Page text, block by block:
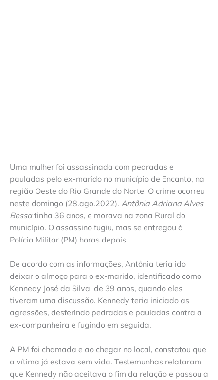
Uma mulher foi assassinada com pedradas e
pauladas pelo ex-marido no município de Encanto, na
região Oeste do Rio Grande do Norte. O crime ocorreu
neste domingo (28.ago.2022). Antônia Adriana Alves
Bessatinha 36 anos, e morava na zona Rural do
município. O assassino fugiu, mas se entregou à
Polícia Militar (PM) horas depois.
De acordo com as informações, Antônia teria ido
deixar o almoço para o ex-marido, identificado como
Kennedy José da Silva, de 39 anos, quando eles
tiveram uma discussão. Kennedy teria iniciado as
agressões, desferindo pedradas e pauladas contra a
ex-companheira e fugindo em seguida.
A PM foi chamada e ao chegar no local, constatou que
a vítima já estava sem vida. Testemunhas relataram
que Kennedy não aceitava o fim da relação e passou a